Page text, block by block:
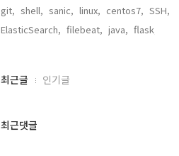
git, shell, sanic, linux, centos7, SSH,
ElasticSearch, filebeat, java, flask,
최
과
최근글 인기글
최근댓글